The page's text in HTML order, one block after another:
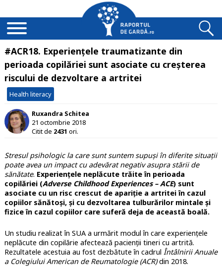
#ACR18. Experiențele traumatizante din
perioada copilăriei sunt asociate cu creșterea
riscului de dezvoltare a artritei
Health literacy
Ruxandra Schitea
21 octombrie 2018
Citit de 2431 ori.
Stresul psihologic la care sunt suntem supuși în diferite situații
poate avea un impact cu adevărat negativ asupra stării de
sănătate. Experiențele neplăcute trăite în perioada
copilăriei (Adverse Childhood Experiences – ACE) sunt
asociate cu un risc crescut de apariție a artritei în cazul
copiilor sănătoși, și cu dezvoltarea tulburărilor mintale și
fizice în cazul copiilor care suferă deja de această boală.
Un studiu realizat în SUA a urmărit modul în care experiențele
neplăcute din copilărie afectează pacienții tineri cu artrită.
Rezultatele acestuia au fost dezbătute în cadrul Întâlnirii Anuale
a Colegiului American de Reumatologie (ACR)din 2018.